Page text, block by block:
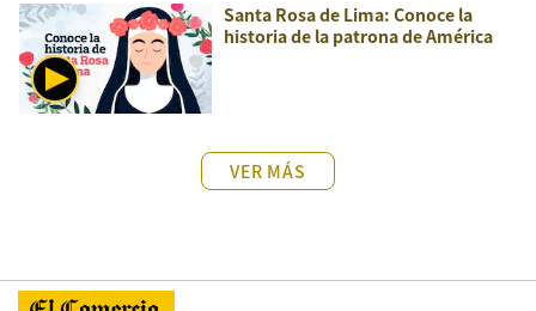
Santa Rosa de Lima: Conoce la
historia de la patrona de América
VER MÁS